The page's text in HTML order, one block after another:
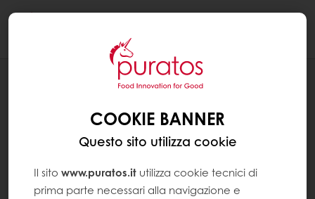
CIOCCOLATOCOOKIE BANNER
Questo sito utilizza cookie
Il sito www.puratos.it utilizza cookie tecnici di
prima parte necessari alla navigazione e